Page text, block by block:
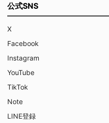
公式SNS
X
Facebook
Instagram
YouTube
TikTok
Note
LINE登録